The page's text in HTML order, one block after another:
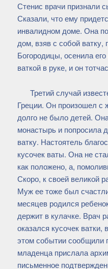
Стенис врачи признали
Сказали, что ему
инвалидном доме. Она
дом, взяв с собой
Богородицы, осенила
ваткой в руке, и он
Третий случай
Греции. Он произошел с
долго не было детей.
монастырь и попросила
ватку. Настоятель
кусочек ваты. Она не
как положено, а,
Скоро, к своей великой
Муж ее тоже был
месяцев родился
держит в кулачке. Врач
оказался кусочек
этом событии сообщили
младенца прислала
письменное